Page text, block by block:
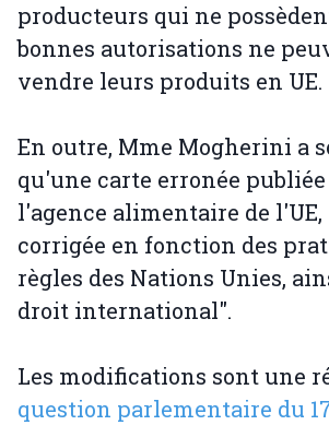
producteurs qui ne
bonnes autorisations ne
vendre leurs produits en UE.
En outre, Mme Mogherini a
qu'une carte erronée
l'agence alimentaire de l'UE,
corrigée en fonction des
règles des Nations Unies,
droit international".
Les modifications sont une
question parlementaire du